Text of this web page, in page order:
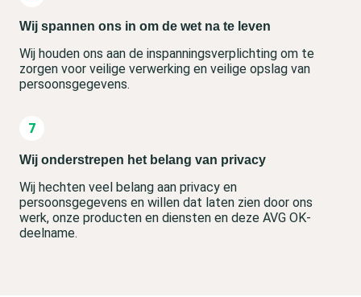
Wij spannen ons in om de wet na te leven
Wij houden ons aan de inspanningsverplichting om te
zorgen voor veilige verwerking en veilige opslag van
persoonsgegevens.
Wij onderstrepen het belang van privacy
Wij hechten veel belang aan privacy en
persoonsgegevens en willen dat laten zien door ons
werk, onze producten en diensten en deze AVG OK-
deelname.